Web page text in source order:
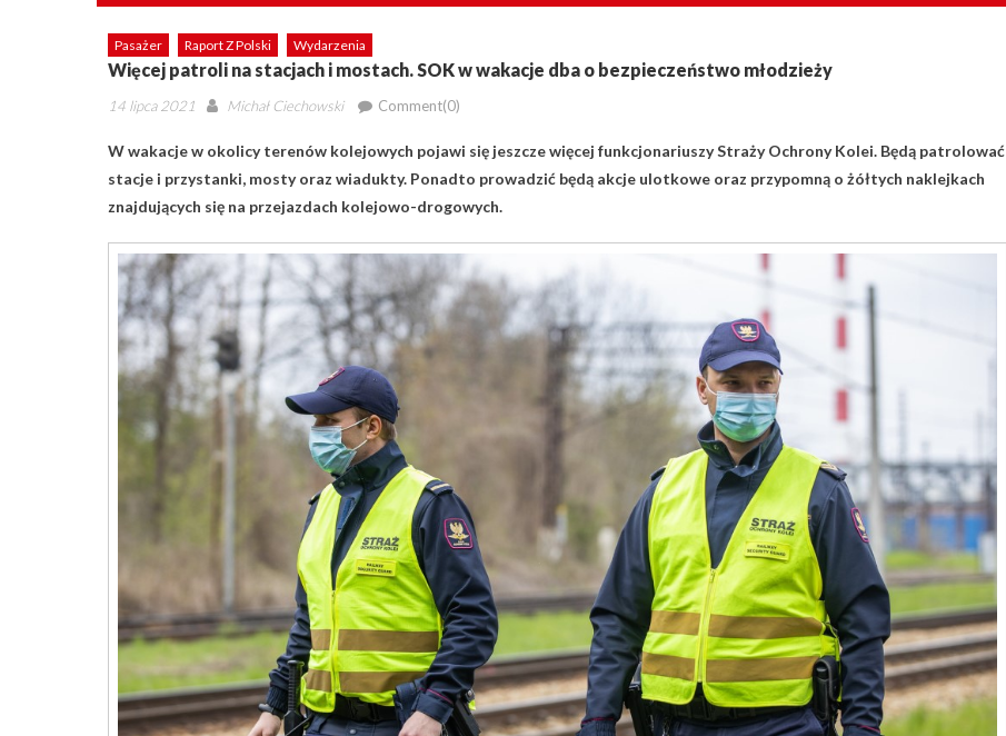
Pasażer Raport Z Polski Wydarzenia
Więcej patroli na stacjach i mostach. SOK w wakacje dba o bezpieczeństwo młodzieży
Posted
14 lipca 2021 Author
Michał Ciechowski Comment(0)
W wakacje w okolicy terenów kolejowych pojawi się jeszcze więcej funkcjonariuszy Straży Ochrony Kolei. Będą patrolować
stacje i przystanki, mosty oraz wiadukty. Ponadto prowadzić będą akcje ulotkowe oraz przypomną o żółtych naklejkach
znajdujących się na przejazdach kolejowo-drogowych.